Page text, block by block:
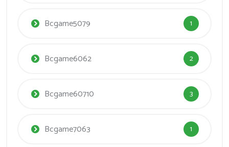
Bcgame5079 1
Bcgame6062 2
Bcgame60710 3
Bcgame7063 1